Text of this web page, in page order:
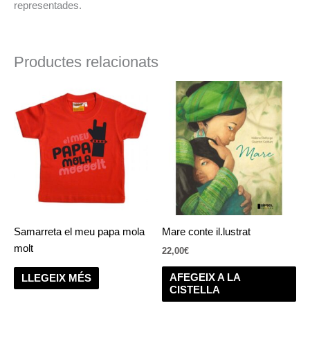
representades.
Productes relacionats
Samarreta el meu papa mola
molt
LLEGEIX MÉS
Mare conte il.lustrat
22,00€
AFEGEIX A LA
CISTELLA